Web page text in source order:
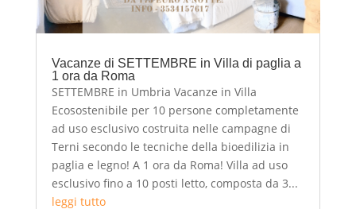
Vacanze di SETTEMBRE in Villa di paglia a
1 ora da Roma
SETTEMBRE in Umbria Vacanze in Villa
Ecosostenibile per 10 persone completamente
ad uso esclusivo costruita nelle campagne di
Terni secondo le tecniche della bioedilizia in
paglia e legno! A 1 ora da Roma! Villa ad uso
esclusivo fino a 10 posti letto, composta da 3...
leggi tutto